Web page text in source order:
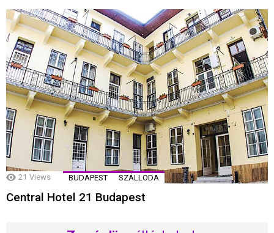
21 Views BUDAPEST SZÁLLODA
Central Hotel 21 Budapest